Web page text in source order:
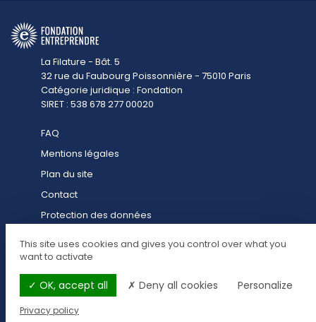
La Filature - Bât. 5
32 rue du Faubourg Poissonnière - 75010 Paris
Catégorie juridique : Fondation
SIRET : 538 678 277 00020
FAQ
Mentions légales
Plan du site
Contact
Protection des données
Cookies
This site uses cookies and gives you control over what you
want to activate
OK, accept all Deny all cookies Personalize
Privacy policy